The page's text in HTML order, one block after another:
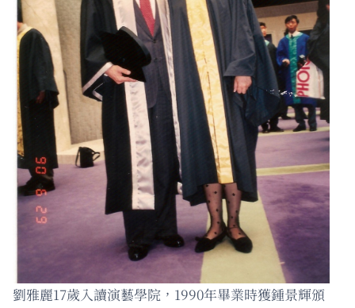
劉雅麗17歲入讀演藝學院，1990年畢業時獲鍾景輝頒